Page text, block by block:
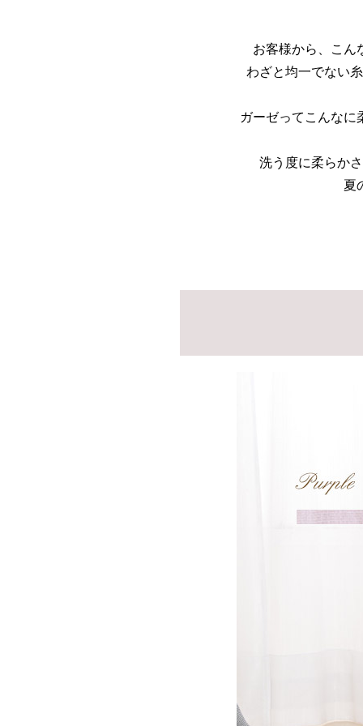
お客様から、こん
わざと均一でない
ガーゼってこんなに
洗う度に柔らか
夏